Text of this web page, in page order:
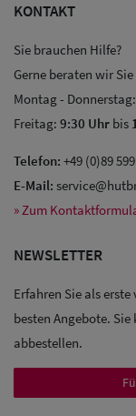
Sale:
KONTAKT
Sie brauchen Hilfe?
Gerne beraten wir
Montag - Donnerstag:
Freitag: 9:30 Uhr bis
Telefon: +49 (0)89
E-Mail:
» Zum
NEWSLETTER
Erfahren Sie als
besten Angebote.
abbestellen.